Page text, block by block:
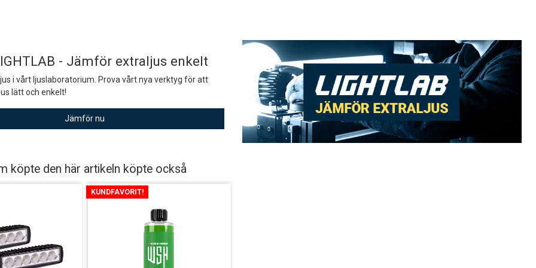
Parcel (till företag)
DHL Service Point
79:-
Företagspaket / Hemleverans
- Jämför extraljus enkelt
i vårt ljuslaboratorium. Prova vårt nya verktyg för att
lätt och enkelt!
Jämför nu
köpte den här artikeln köpte också
KUNDFAVORIT!